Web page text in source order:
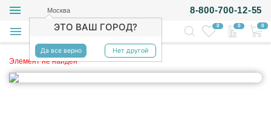
Москва
ЭТО ВАШ ГОРОД?
Да все верно Нет другой
8-800-700-12-55
0 0 0
Элемент не найден